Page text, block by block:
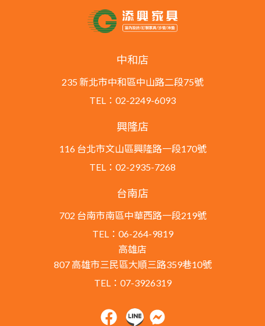
中和店
235 新北市中和區中山路二段75號
TEL：02-2249-6093
興隆店
116 台北市文山區興隆路一段170號
TEL：02-2935-7268
台南店
702 台南市南區中華西路一段219號
TEL：06-264-9819
高雄店
807 高雄市三民區大順三路359巷10號
TEL：07-3926319